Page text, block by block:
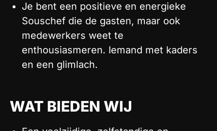
Je bent een positieve en energieke
Souschef die de gasten, maar ook
medewerkers weet te
enthousiasmeren. Iemand met kaders
en een glimlach.
WAT BIEDEN WIJ